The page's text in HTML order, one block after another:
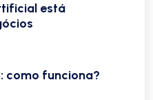
está
como funciona?